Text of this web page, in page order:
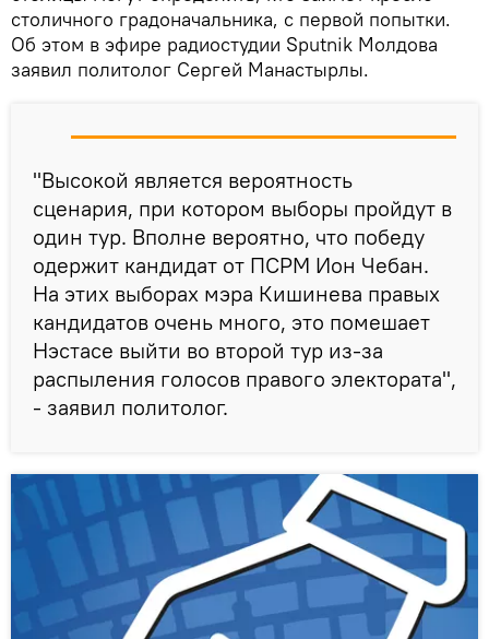
столичного градоначальника, с первой попытки.
Об этом в эфире радиостудии Sputnik Молдова
заявил политолог Сергей Манастырлы.
"Высокой является вероятность
сценария, при котором выборы пройдут в
один тур. Вполне вероятно, что победу
одержит кандидат от ПСРМ Ион Чебан.
На этих выборах мэра Кишинева правых
кандидатов очень много, это помешает
Нэстасе выйти во второй тур из-за
распыления голосов правого электората",
- заявил политолог.